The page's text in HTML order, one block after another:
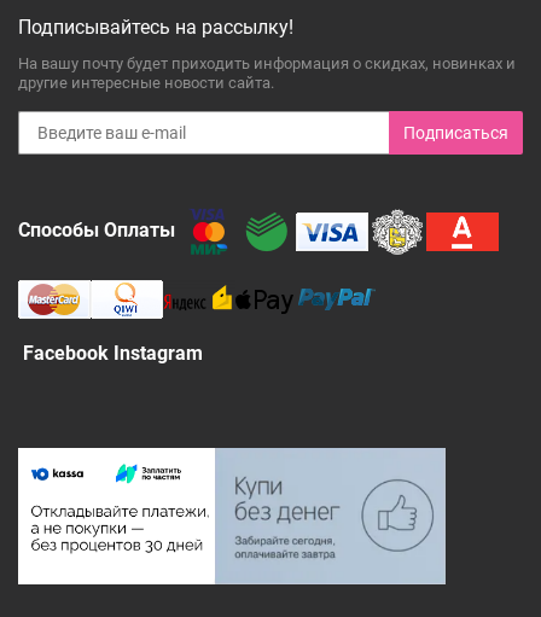
Подписывайтесь на рассылку!
На вашу почту будет приходить информация о скидках, новинках и
другие интересные новости сайта.
Подписаться
Способы Оплаты
Facebook Instagram